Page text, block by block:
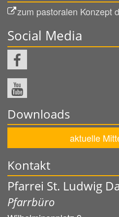
zum pastoralen Konzept
Social Media
Downloads
aktuelle
Kontakt
Pfarrei St. Ludwig
Pfarrbüro